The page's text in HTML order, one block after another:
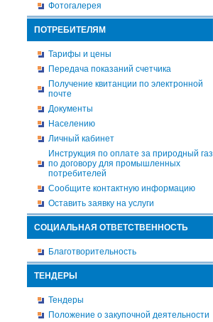
Фотогалерея
ПОТРЕБИТЕЛЯМ
Тарифы и цены
Передача показаний счетчика
Получение квитанции по электронной
почте
Документы
Населению
Личный кабинет
Инструкция по оплате за природный газ
по договору для промышленных
потребителей
Сообщите контактную информацию
Оставить заявку на услуги
СОЦИАЛЬНАЯ ОТВЕТСТВЕННОСТЬ
Благотворительность
ТЕНДЕРЫ
Тендеры
Положение о закупочной деятельности